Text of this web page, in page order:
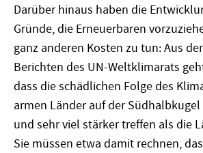
Darüber hinaus haben die
Gründe, die Erneuerbaren
ganz anderen Kosten zu tun: Aus
Berichten des UN-Weltklimarats
dass die schädlichen Folge des
armen Länder auf der
und sehr viel stärker treffen als die
Sie müssen etwa damit rechnen,